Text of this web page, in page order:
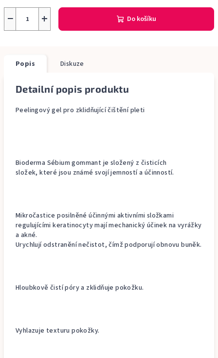
+
− Do košíku
Popis Diskuze
Detailní popis produktu
Peelingový gel pro zklidňující čištění pleti
Bioderma Sébium gommant je složený z čisticích
složek, které jsou známé svojí jemností a účinností.
Mikročastice posilněné účinnými aktivními složkami
regulujícími keratinocyty mají mechanický účinek na vyrážky
a akné.
Urychlují odstranění nečistot, čímž podporují obnovu buněk.
Hloubkově čistí póry a zklidňuje pokožku.
Vyhlazuje texturu pokožky.